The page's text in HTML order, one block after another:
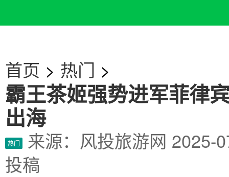
首页 > 热门 >
霸王茶姬强势进军菲律
出海
热门 来源：风投旅游网 2025-
投稿